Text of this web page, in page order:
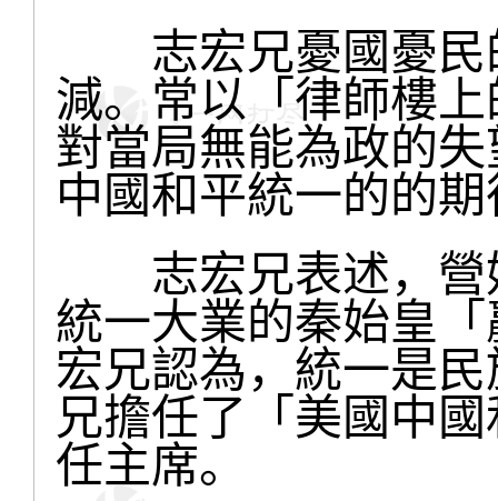
志宏兄憂國憂民
減。常以「律師樓
對當局無能為政的
中國和平統一的的
志宏兄表述，營
統一大業的秦始皇
宏兄認為，統一是
兄擔任了「美國中
任主席。